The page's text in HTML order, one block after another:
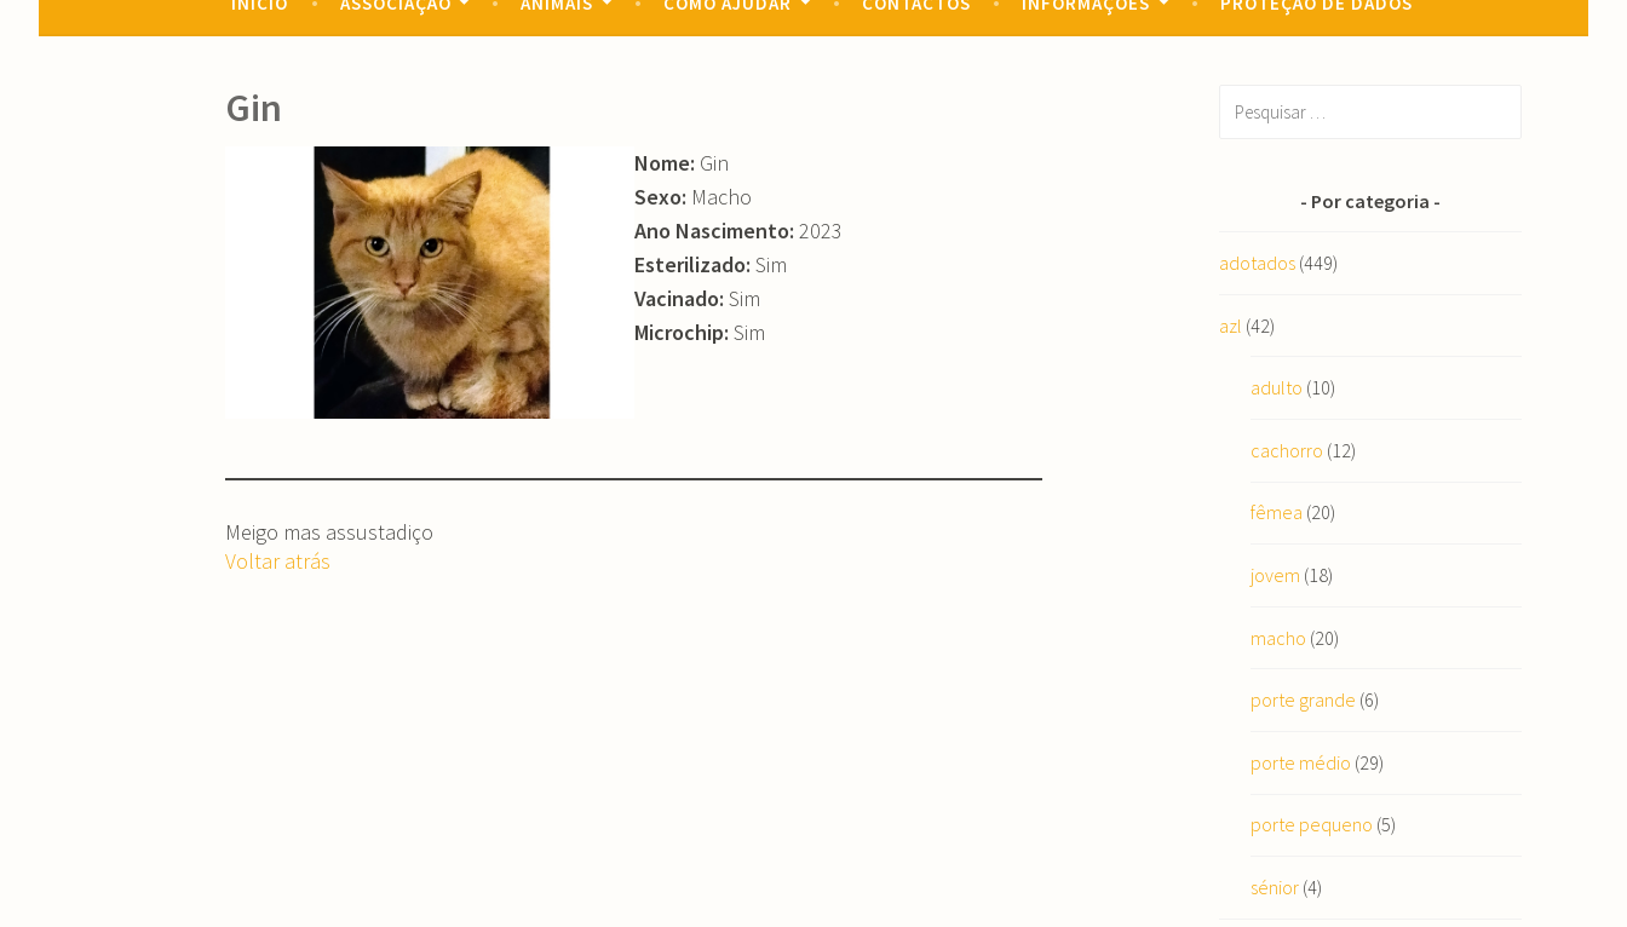
Gin
Nome: Gin
Sexo: Macho
Ano Nascimento: 2023
Esterilizado: Sim
Vacinado: Sim
Microchip: Sim
Meigo mas assustadiço
Voltar atrás
Por categoria
adotados (449)
azl (42)
adulto (10)
cachorro (12)
fêmea (20)
jovem (18)
macho (20)
porte grande (6)
porte médio (29)
porte pequeno (5)
sénior(4)